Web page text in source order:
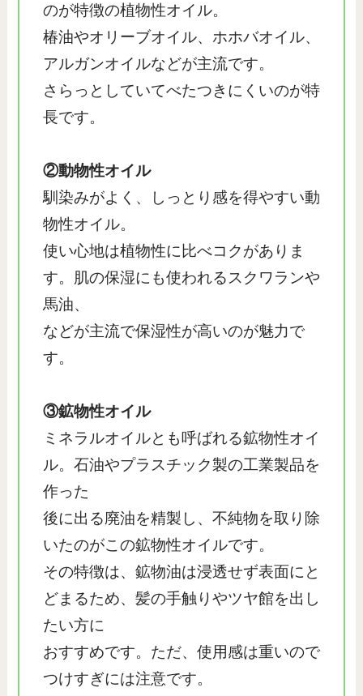
のが特徴の植物性オイル。
椿油やオリーブオイル、ホホバオイル、
アルガンオイルなどが主流です。
さらっとしていてべたつきにくいのが特
長です。
②動物性オイル
馴染みがよく、しっとり感を得やすい動
物性オイル。
使い心地は植物性に比べコクがありま
す。肌の保湿にも使われるスクワランや
馬油、
などが主流で保湿性が高いのが魅力で
す。
③鉱物性オイル
ミネラルオイルとも呼ばれる鉱物性オイ
ル。石油やプラスチック製の工業製品を
作った
後に出る廃油を精製し、不純物を取り除
いたのがこの鉱物性オイルです。
その特徴は、鉱物油は浸透せず表面にと
どまるため、髪の手触りやツヤ館を出し
たい方に
おすすめです。ただ、使用感は重いので
つけすぎには注意です。